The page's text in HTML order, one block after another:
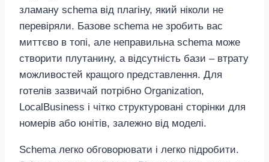
зламану schema від плагіну, який ніколи не
перевіряли. Базове schema не зробить вас
миттєво в топі, але неправильна schema може
створити плутанину, а відсутність бази – втрату
можливостей кращого представлення. Для
готелів зазвичай потрібно Organization,
LocalBusiness і чітко структуровані сторінки для
номерів або юнітів, залежно від моделі.
Schema легко обговорювати і легко підробити.